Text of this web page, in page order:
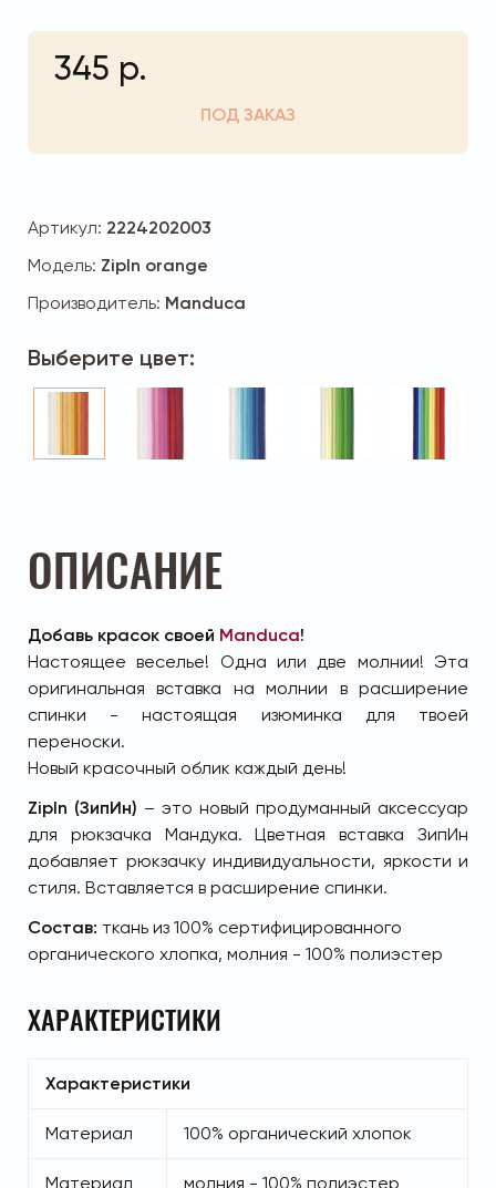
Артикул: 2224202003
Модель: ZipIn orange
Производитель: Manduca
Выберите цвет:
345 р.
ПОД ЗАКАЗ
ОПИСАНИЕ
Добавь красок своей Manduca!
Настоящее веселье! Одна или две молнии! Эта
оригинальная вставка на молнии в расширение
спинки - настоящая изюминка для твоей
переноски.
Новый красочный облик каждый день!
ZipIn (ЗипИн) – это новый продуманный аксессуар
для рюкзачка Мандука. Цветная вставка ЗипИн
добавляет рюкзачку индивидуальности, яркости и
стиля. Вставляется в расширение спинки.
Состав: ткань из 100% сертифицированного
органического хлопка, молния - 100% полиэстер
ХАРАКТЕРИСТИКИ
Характеристики
Материал 100% органический хлопок
Материал молния - 100% полиэстер